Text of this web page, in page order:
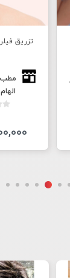
تزریق فيلر
مطب